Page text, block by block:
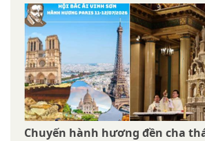
Chuyến hành hương đền cha